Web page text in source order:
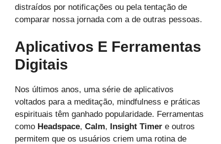
distraídos por notificações ou pela tentação de
comparar nossa jornada com a de outras pessoas.
Aplicativos E Ferramentas
Digitais
Nos últimos anos, uma série de aplicativos
voltados para a meditação, mindfulness e práticas
espirituais têm ganhado popularidade. Ferramentas
como Headspace, Calm, Insight Timer e outros
permitem que os usuários criem uma rotina de